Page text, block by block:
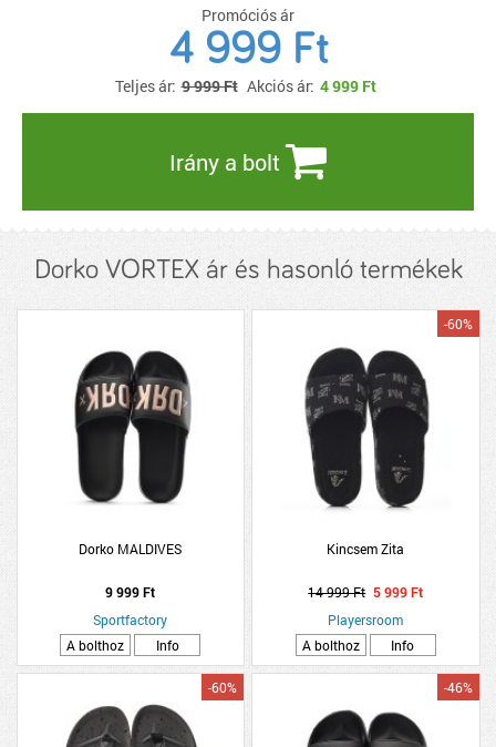
Promóciós ár
4 999 Ft
Teljes ár: 9 999 Ft Akciós ár: 4 999 Ft
Irány a bolt
Dorko VORTEX ár és hasonló termékek
Dorko MALDIVES
9 999 Ft
Sportfactory
A bolthoz
Info
Kincsem Zita
-60%
14 999 Ft 5 999 Ft
Playersroom
A bolthoz
Info
-60% -46%